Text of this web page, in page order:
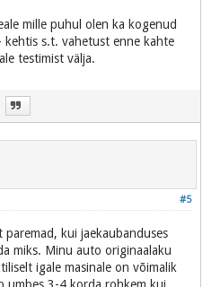
mille puhul olen ka kogenud
s.t. vahetust enne kahte
testimist välja.
#5
kui jaekaubanduses
miks. Minu auto originaalaku
igale masinale on võimalik